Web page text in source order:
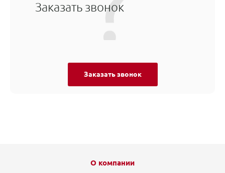
Заказать звонок
Заказать звонок
О компании